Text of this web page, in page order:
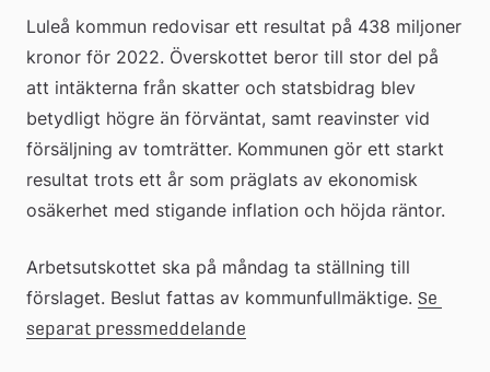
Luleå kommun redovisar ett resultat på 438 miljoner
kronor för 2022. Överskottet beror till stor del på
att intäkterna från skatter och statsbidrag blev
betydligt högre än förväntat, samt reavinster vid
försäljning av tomträtter. Kommunen gör ett starkt
resultat trots ett år som präglats av ekonomisk
osäkerhet med stigande inflation och höjda räntor.
Arbetsutskottet ska på måndag ta ställning till
förslaget. Beslut fattas av kommunfullmäktige. Se
separat pressmeddelande